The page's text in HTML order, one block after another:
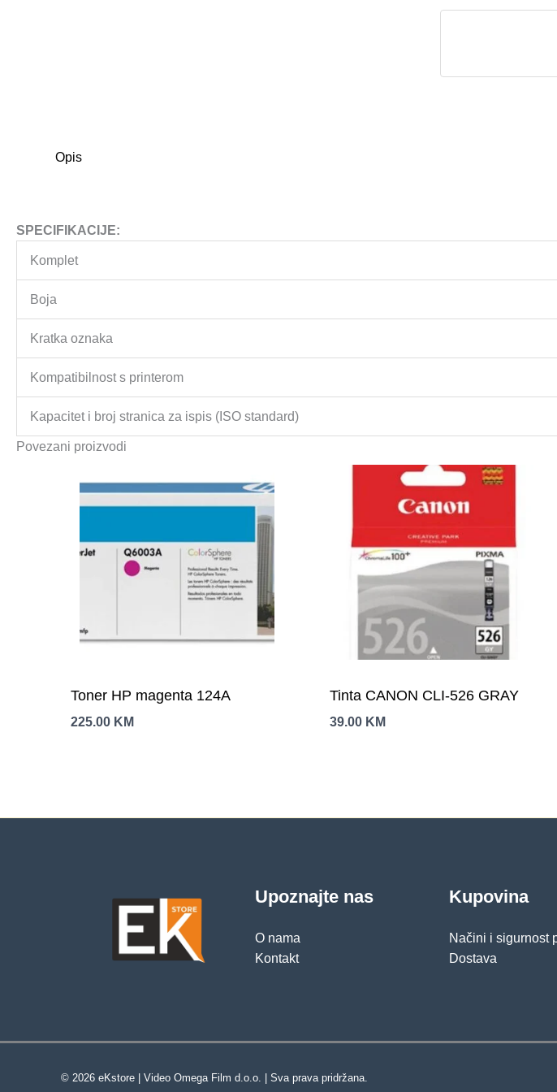
GY
Opis
SPECIFIKACIJE:
Komplet
Boja
Kratka oznaka
Kompatibilnost s printerom
Kapacitet i broj stranica za ispis (ISO standard)
Povezani proizvodi
Toner HP magenta 124A
225.00 KM
Tinta CANON CLI-526 GRAY
39.00 KM
Upoznajte nas
O nama
Kontakt
Kupovina
Načini i sigurnost
Dostava
© 2026 eKstore | Video Omega Film d.o.o. | Sva prava pridržana.